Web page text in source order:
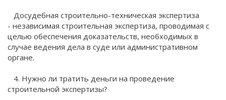
Досудебная строительно-техническая экспертиза
- независимая строительная экспертиза, проводимая с
целью обеспечения доказательств, необходимых в
случае ведения дела в суде или административном
органе.
4. Нужно ли тратить деньги на проведение
строительной экспертизы?